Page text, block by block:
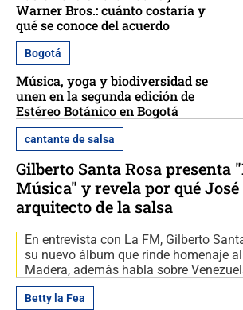
Warner Bros.: cuánto costaría y
qué se conoce del acuerdo
Bogotá
Música, yoga y biodiversidad se
unen en la segunda edición de
Estéreo Botánico en Bogotá
cantante de salsa
Gilberto Santa Rosa presenta
Música" y revela por qué
arquitecto de la salsa
En entrevista con La FM, Gilberto
su nuevo álbum que rinde homenaje
Madera, además habla sobre
Betty la Fea